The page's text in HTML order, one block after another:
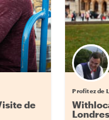
de
Profitez de
Londres